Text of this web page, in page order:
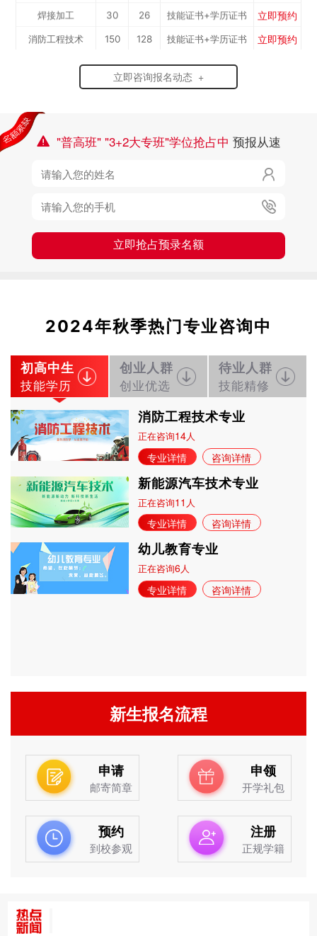
工）
焊接加工 30 26 技能证书+学历证书 立即预约
消防工程技术 150 128 技能证书+学历证书 立即预约
农业机械运维 30 26 技能证书+学历证书
通信运营服务 30 26 技能证书+学历证书
计算机应用与维修
幼儿教育 立即预约
铁路客运服务 150 立即预约
新能源汽车技术 150 立即预约
立即预约
立即咨询报名动态 +
 "普高班" "3+2大专班"学位抢占中 预报从速


立即抢占预录名额
2024年秋季热门专业咨询中
初高中生
技能学历
创业人群
创业优选
待业人群
技能精修
消防工程技术专业
正在咨询14人
专业详情 咨询详情
新能源汽车技术专业
正在咨询11 人
专业详情 咨询详情
幼儿教育专业
正在咨询6人
专业详情 咨询详情
新生报名流程
申请
邮寄简章
申领
开学礼包
预约
到校参观
注册
正规学籍